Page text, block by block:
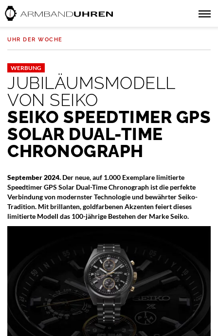
UHR DER WOCHE
WERBUNG
JUBILÄUMSMODELL
VON SEIKO
SEIKO SPEEDTIMER GPS
SOLAR DUAL-TIME
CHRONOGRAPH
September 2024. Der neue, auf 1.000 Exemplare limitierte
Speedtimer GPS Solar Dual-Time Chronograph ist die perfekte
Verbindung von modernster Technologie und bewährter Seiko-
Tradition. Mit brillanten, goldfarbenen Akzenten feiert dieses
limitierte Modell das 100-jährige Bestehen der Marke Seiko.